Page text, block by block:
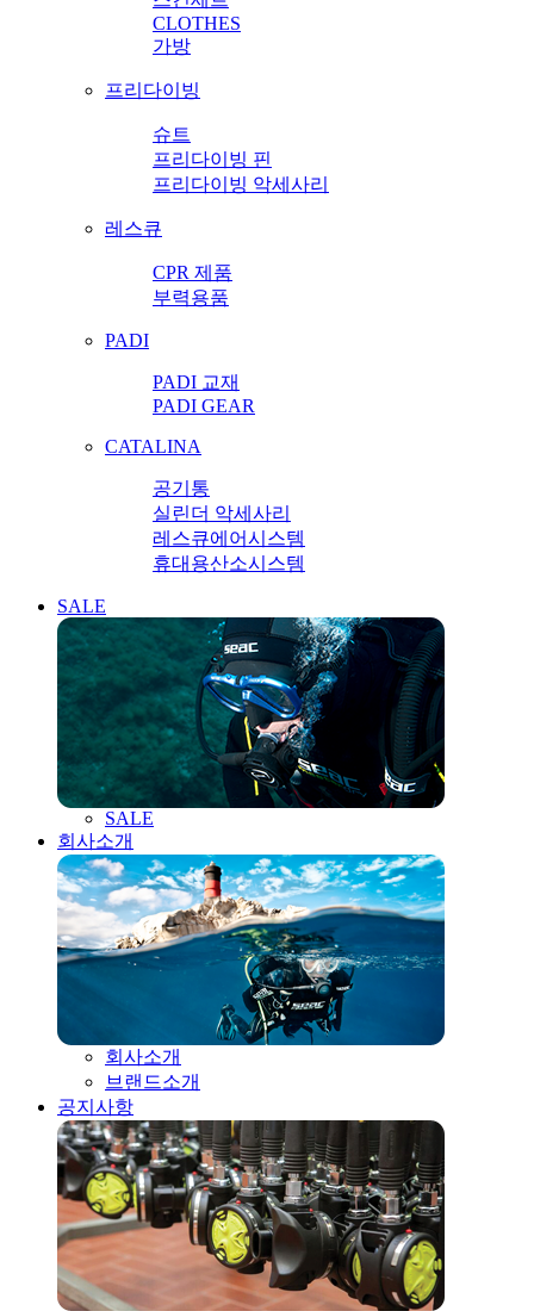
CLOTHES
가방
프리다이빙
슈트
프리다이빙 핀
프리다이빙 악세사리
레스큐
CPR 제품
부력용품
PADI
PADI 교재
PADI GEAR
CATALINA
공기통
실린더 악세사리
레스큐에어시스템
휴대용산소시스템
SALE
SALE
회사소개
회사소개
브랜드소개
공지사항